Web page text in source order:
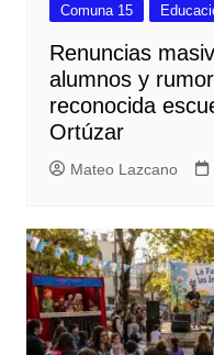
Comuna 15
Renuncias
alumnos y
reconocida
Ortúzar
Mateo Lazcano